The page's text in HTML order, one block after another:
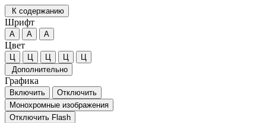
К содержанию
Шрифт
А А А
Цвет
Ц Ц Ц Ц
Ц
Дополнительно
Графика
Включить
Отключить
Монохромные изображения
Отключить Flash